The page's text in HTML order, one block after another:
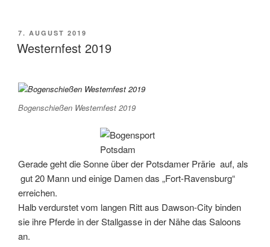
VERÖFFENTLICHT
AM
7. AUGUST 2019
Westernfest 2019
Bogenschießen Westernfest 2019
Gerade geht die Sonne über der Potsdamer Prärie auf, als
gut 20 Mann und einige Damen das „Fort-Ravensburg“
erreichen.
Halb verdurstet vom langen Ritt aus Dawson-City binden
sie ihre Pferde in der Stallgasse in der Nähe das Saloons
an.